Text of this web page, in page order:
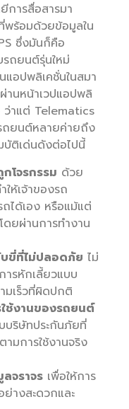
การสื่อสารมา
พร้อมด้วยข้อมูลใน
ซึ่งมันก็คือ
ถยนต์รุ่นใหม่
อปพลิเคชั่นในสมา
านหน้าเวปแอปพลิ
ว่าแต่ Telematics
ถยนต์หลายค่ายถึง
ติเด่นดังต่อไปนี้
โจรกรรม ด้วย
ให้เจ้าของรถ
ได้เอง หรือแม้แต่
ดยผ่านการทำงาน
บขี่ที่ไม่ปลอดภัย ไม่
ารหักเลี้ยวแบบ
มเร็วที่ผิดปกติ
ช้งานของรถยนต์
บริษัทประกันภัยที่
มการใช้งานจริง
จราจร เพื่อให้การ
างสะดวกและ